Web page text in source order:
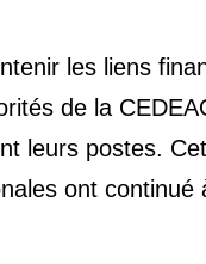
les liens
de la
leurs postes.
ont